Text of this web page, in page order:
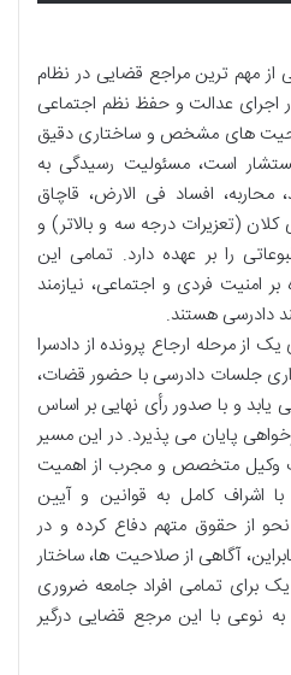
از مهم ترین مراجع قضایی در نظام
اجرای عدالت و حفظ نظم اجتماعی
های مشخص و ساختاری دقیق
است، مسئولیت رسیدگی به
افساد فی الارض، قاچاق
کلان (تعزیرات درجه سه و بالاتر) و
را بر عهده دارد. تمامی این
امنیت فردی و اجتماعی، نیازمند
دادرسی هستند.
از مرحله ارجاع پرونده از دادسرا
جلسات دادرسی با حضور قضات،
یابد و با صدور رأی نهایی بر اساس
پایان می پذیرد. در این مسیر
متخصص و مجرب از اهمیت
اشراف کامل به قوانین و آیین
از حقوق متهم دفاع کرده و در
آگاهی از صلاحیت ها، ساختار
برای تمامی افراد جامعه ضروری
نوعی با این مرجع قضایی درگیر